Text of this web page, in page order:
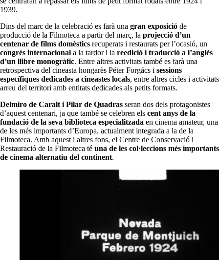
1939.
Dins del marc de la celebració es farà una gran exposició de
producció de la Filmoteca a partir del març, la projecció d’un
centenar de films domèstics recuperats i restaurats per l’ocasió, un
congrés internacional a la tardor i la reedició i traducció a l’anglès
d’un llibre monogràfic. Entre altres activitats també es farà una
retrospectiva del cineasta hongarès Péter Forgács i sessions
específiques dedicades a cineastes locals, entre altres cicles i activitats
arreu del territori amb entitats dedicades als petits formats.
Delmiro de Caralt i Pilar de Quadras seran dos dels protagonistes
d’aquest centenari, ja que també se celebren els cent anys de la
fundació de la seva biblioteca especialitzada en cinema amateur, una
de les més importants d’Europa, actualment integrada a la de la
Filmoteca. Amb aquest i altres fons, el Centre de Conservació i
Restauració de la Filmoteca té una de les col·leccions més importants
de cinema alternatiu del continent.